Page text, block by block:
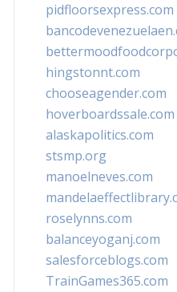
pidfloorsexpress.com
hingstonnt.com
chooseagender.com
hoverboardssale.com
alaskapolitics.com
stsmp.org
manoelneves.com
roselynns.com
balanceyoganj.com
salesforceblogs.com
TrainGames365.com